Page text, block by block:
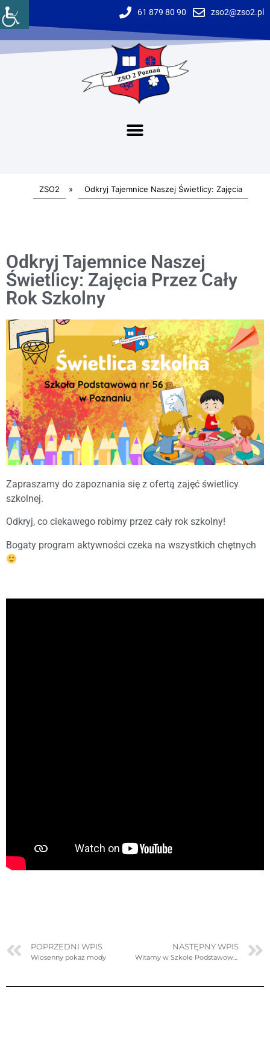
61 879 80 90 zso2@zso2.pl
ZSO2 » Odkryj Tajemnice Naszej Świetlicy: Zajęcia
Odkryj Tajemnice Naszej
Świetlicy: Zajęcia Przez Cały
Rok Szkolny
Zapraszamy do zapoznania się z ofertą zajęć świetlicy
szkolnej.
Odkryj, co ciekawego robimy przez cały rok szkolny!
Bogaty program aktywności czeka na wszystkich chętnych
POPRZEDNI WPIS
Wiosenny pokaz mody
NASTĘPNY WPIS
Witamy w Szkole Podstawowej nr 56 z oddziałami dwujęzycznymi